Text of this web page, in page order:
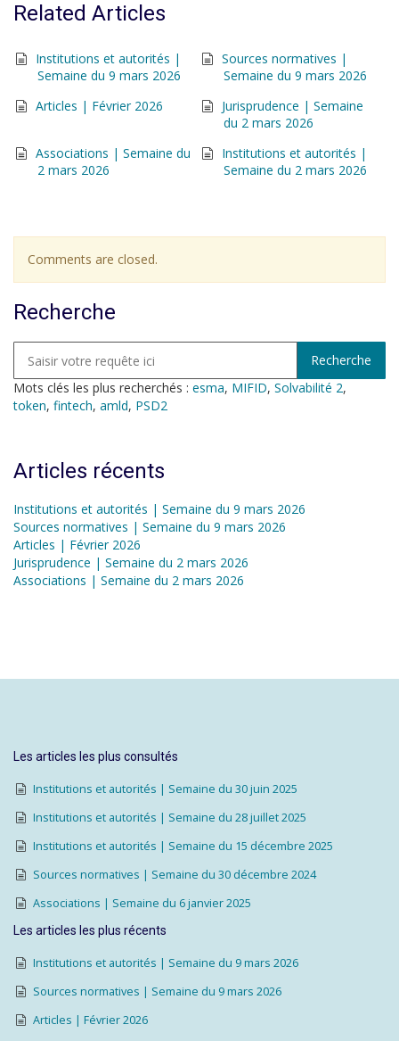
Related Articles
Institutions et autorités |
Semaine du 9 mars 2026
Sources normatives |
Semaine du 9 mars 2026
Articles | Février 2026
Jurisprudence | Semaine
du 2 mars 2026
Associations | Semaine du
2 mars 2026
Institutions et autorités |
Semaine du 2 mars 2026
Comments are closed.
Recherche
Mots clés les plus recherchés : esma, MIFID, Solvabilité 2,
token, fintech, amld, PSD2
Articles récents
Institutions et autorités | Semaine du 9 mars 2026
Sources normatives | Semaine du 9 mars 2026
Articles | Février 2026
Jurisprudence | Semaine du 2 mars 2026
Associations | Semaine du 2 mars 2026
Les articles les plus consultés
Institutions et autorités | Semaine du 30 juin 2025
Institutions et autorités | Semaine du 28 juillet 2025
Institutions et autorités | Semaine du 15 décembre 2025
Sources normatives | Semaine du 30 décembre 2024
Associations | Semaine du 6 janvier 2025
Les articles les plus récents
Institutions et autorités | Semaine du 9 mars 2026
Sources normatives | Semaine du 9 mars 2026
Articles | Février 2026